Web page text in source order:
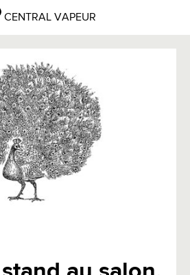
CENTRAL VAPEUR